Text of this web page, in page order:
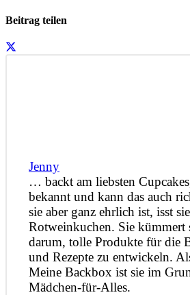
Beitrag teilen
Jenny
… backt am liebsten
bekannt und kann das auch
sie aber ganz ehrlich ist, isst
Rotweinkuchen. Sie kümmert
darum, tolle Produkte für die
und Rezepte zu entwickeln.
Meine Backbox ist sie im
Mädchen-für-Alles.